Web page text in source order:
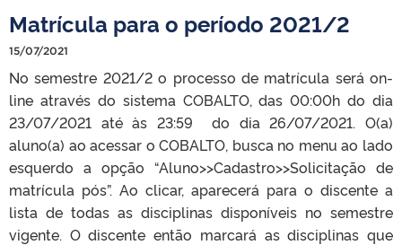
Matrícula para o período 2021/2
15/07/2021
No semestre 2021/2 o processo de matrícula será on-
line através do sistema COBALTO, das 00:00h do dia
23/07/2021 até às 23:59 do dia 26/07/2021. O(a)
aluno(a) ao acessar o COBALTO, busca no menu ao lado
esquerdo a opção “Aluno>>Cadastro>>Solicitação de
matrícula pós”. Ao clicar, aparecerá para o discente a
lista de todas as disciplinas disponíveis no semestre
vigente. O discente então marcará as disciplinas que